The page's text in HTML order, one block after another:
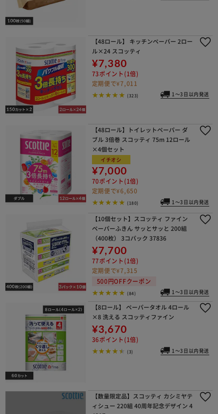
【48ロール】 キッチンペーパー 2ロー
ル×24 スコッティ
¥7,380
73ポイント(1倍)
定期便で¥7,011
(323) 1～3日以内発送
【48ロール】トイレットペーパー ダ
ブル 3倍巻 スコッティ 75m 12ロール
×4個セット
イチオシ
¥7,000
70ポイント(1倍)
定期便で¥6,650
(180) 1～3日以内発送
【10個セット】スコッティ ファイン
ペーパーふきん サッとサッと 200組
（400枚） 3コパック 37836
¥7,700
77ポイント(1倍)
定期便で¥7,315
500円OFFクーポン
(84) 1～3日以内発送
【8ロール】 ペーパータオル 4ロール
×8 洗える スコッティファイン
¥3,670
36ポイント(1倍)
(3) 1～3日以内発送
【数量限定品】スコッティ カシミヤテ
ィシュー 220組 40周年記念デザイン 4